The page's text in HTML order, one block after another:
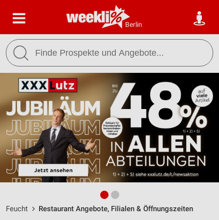
Berlin
Feucht Restaurant Angebote, Filialen & Öffnungszeiten